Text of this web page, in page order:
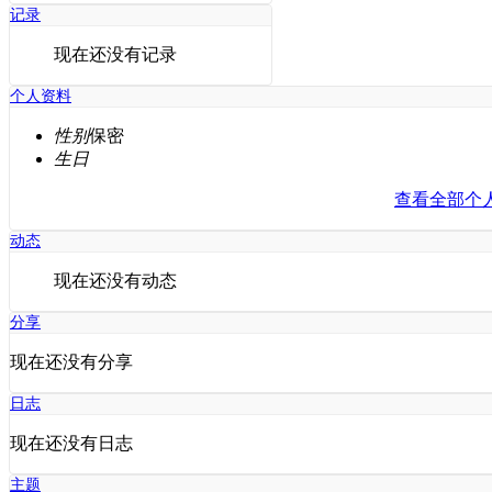
记录
现在还没有记录
个人资料
性别保密
生日
查看全部个
动态
现在还没有动态
分享
现在还没有分享
日志
现在还没有日志
主题